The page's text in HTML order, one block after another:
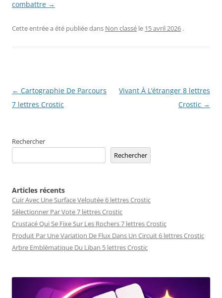
combattre →
Cette entrée a été publiée dans Non classé le 15 avril 2026 .
Navigation
des
← Cartographie De Parcours
7 lettres Crostic
Vivant À L’étranger 8 lettres
Crostic →
Rechercher
Rechercher
Articles récents
Cuir Avec Une Surface Veloutée 6 lettres Crostic
Sélectionner Par Vote 7 lettres Crostic
Crustacé Qui Se Fixe Sur Les Rochers 7 lettres Crostic
Produit Par Une Variation De Flux Dans Un Circuit 6 lettres Crostic
Arbre Emblématique Du Liban 5 lettres Crostic